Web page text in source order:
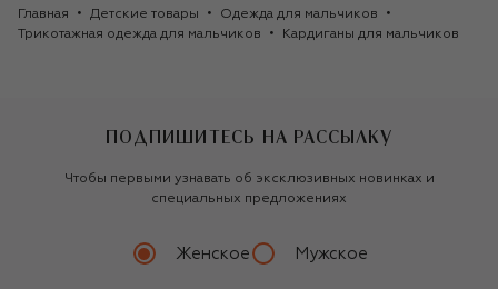
Главная Детские товары
Одежда для мальчиков
Трикотажная одежда для мальчиков
Кардиганы для мальчиков
ПОДПИШИТЕСЬ НА РАССЫЛКУ
Чтобы первыми узнавать об эксклюзивных новинках и
специальных предложениях
Женское Мужское